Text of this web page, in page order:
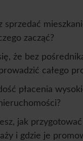
sprzedać
zacząć?
że bez
całego
płacenia
jak
i gdzie je